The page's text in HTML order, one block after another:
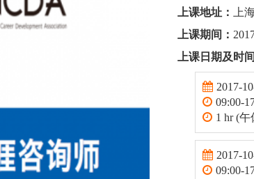
上课地址：
上
上课期间：
上课日期及时
2017-
09:00-
1 hr (
2017-
09:00-